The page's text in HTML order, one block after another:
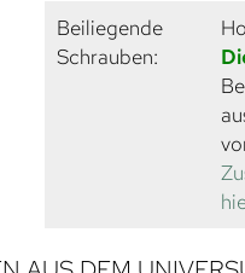
Beiliegende
Schrauben: